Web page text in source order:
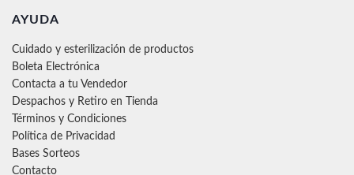
AYUDA
Cuidado y esterilización de productos
Boleta Electrónica
Contacta a tu Vendedor
Despachos y Retiro en Tienda
Términos y Condiciones
Política de Privacidad
Bases Sorteos
Contacto